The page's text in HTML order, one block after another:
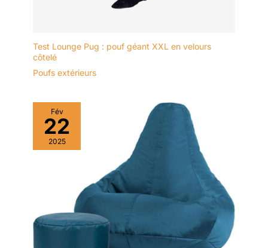
Test Lounge Pug : pouf géant XXL en velours
côtelé
Poufs extérieurs
Fév
22
2025